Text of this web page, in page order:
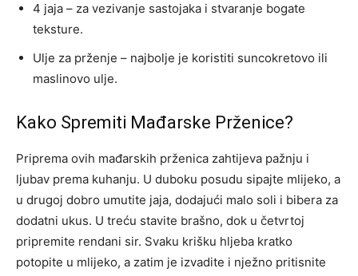
4 jaja – za vezivanje sastojaka i stvaranje bogate
teksture.
Ulje za prženje – najbolje je koristiti suncokretovo ili
maslinovo ulje.
Kako Spremiti Mađarske Prženice?
Priprema ovih mađarskih prženica zahtijeva pažnju i
ljubav prema kuhanju. U duboku posudu sipajte mlijeko, a
u drugoj dobro umutite jaja, dodajući malo soli i bibera za
dodatni ukus. U treću stavite brašno, dok u četvrtoj
pripremite rendani sir. Svaku krišku hljeba kratko
potopite u mlijeko, a zatim je izvadite i nježno pritisnite